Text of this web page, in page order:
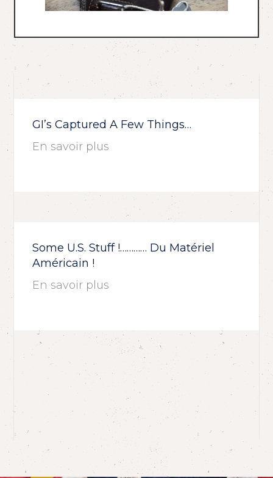
GI’s Captured A Few Things…
En savoir plus
Some U.S. Stuff !………… Du Matériel
Américain !
En savoir plus